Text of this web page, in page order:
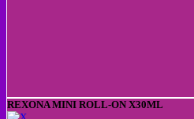
REXONA MINI ROLL-ON X30ML